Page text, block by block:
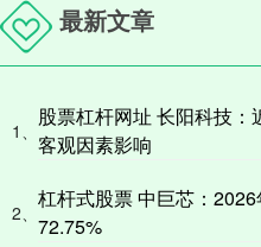
最新文章
1、
股票杠杆网址 长阳科技
客观因素影响
2、
杠杆式股票 中巨芯：
72.75%